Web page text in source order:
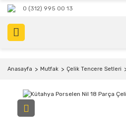
0 (312) 995 00 13
Anasayfa Mutfak Çelik Tencere Setleri